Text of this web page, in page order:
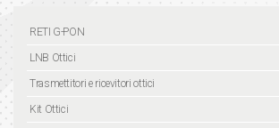
RETI G-PON
LNB Ottici
Trasmettitori e ricevitori ottici
Kit Ottici